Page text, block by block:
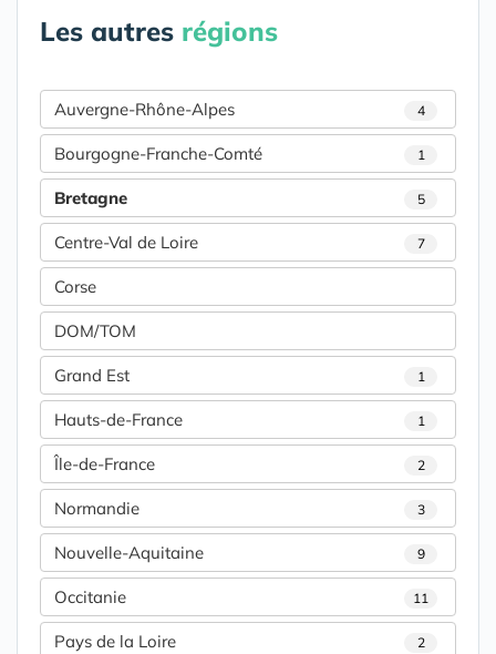
Les autres régions
Auvergne-Rhône-Alpes 4
Bourgogne-Franche-Comté 1
Bretagne 5
Centre-Val de Loire 7
Corse
DOM/TOM
Grand Est 1
Hauts-de-France 1
Île-de-France 2
Normandie 3
Nouvelle-Aquitaine 9
Occitanie 11
Pays de la Loire 2